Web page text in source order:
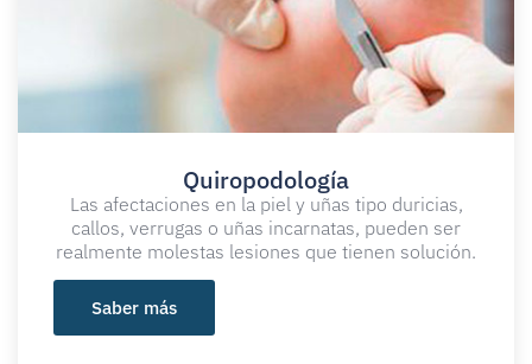
Quiropodología​
Las afectaciones en la piel y uñas tipo duricias,
callos, verrugas o uñas incarnatas, pueden ser
realmente molestas lesiones que tienen solución.
Saber más